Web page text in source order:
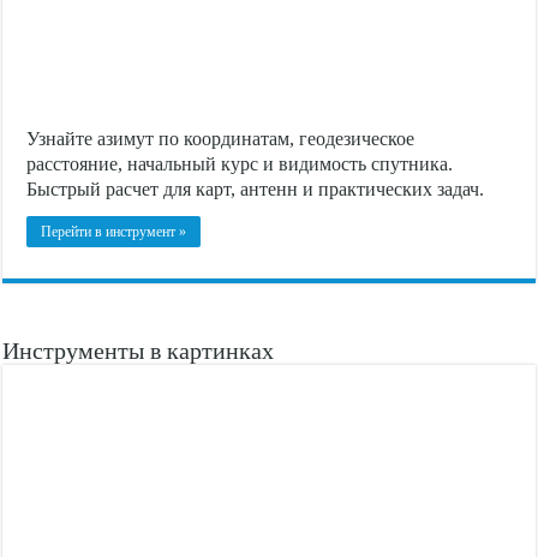
Узнайте азимут по координатам, геодезическое
расстояние, начальный курс и видимость спутника.
Быстрый расчет для карт, антенн и практических задач.
Перейти в инструмент »
Инструменты в картинках